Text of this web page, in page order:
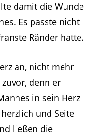
damit die Wunde
Es passte nicht
Ränder hatte.
an, nicht mehr
denn er
in sein Herz
und Seite
ließen die